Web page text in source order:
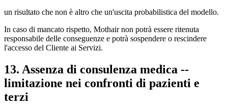
un risultato che non è altro che un'uscita probabilistica del modello.
In caso di mancato rispetto, Mothair non potrà essere ritenuta
responsabile delle conseguenze e potrà sospendere o rescindere
l'accesso del Cliente ai Servizi.
13. Assenza di consulenza medica --
limitazione nei confronti di pazienti e
terzi